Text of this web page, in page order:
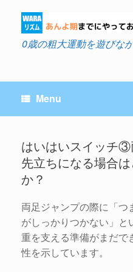
content
0歳の粗大運動を遊びな
Menu
はいはいスイッチ③
先立ちになる場合
か？
両足ジャンプの際に「つ
がしっかりつかない」
重を支える準備がまだで
性を示しています。
Post navigation